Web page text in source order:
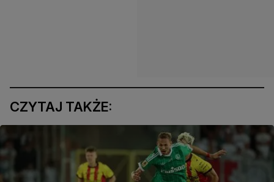
CZYTAJ TAKŻE: